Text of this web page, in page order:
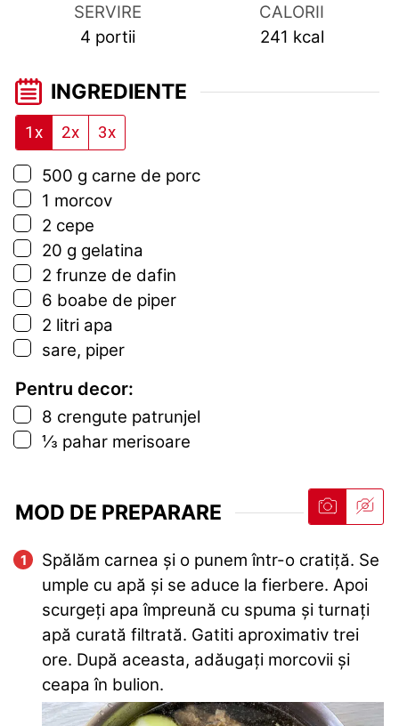
SERVIRE
4 portii
CALORII
241 kcal
INGREDIENTE
1x 2x 3x
▢
500 g carne de porc
▢
1 morcov
▢
2 cepe
▢
20 g gelatina
▢
2 frunze de dafin
▢
6 boabe de piper
▢
2 litri apa
▢
sare, piper
Pentru decor:
▢
8 crengute patrunjel
▢
⅓ pahar merisoare
MOD DE PREPARARE
Spălăm carnea și o punem într-o cratiță. Se
umple cu apă și se aduce la fierbere. Apoi
scurgeți apa împreună cu spuma și turnați
apă curată filtrată. Gatiti aproximativ trei
ore. După aceasta, adăugați morcovii și
ceapa în bulion.